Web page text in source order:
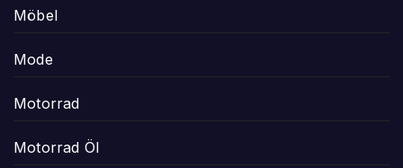
Möbel
Mode
Motorrad
Motorrad Öl